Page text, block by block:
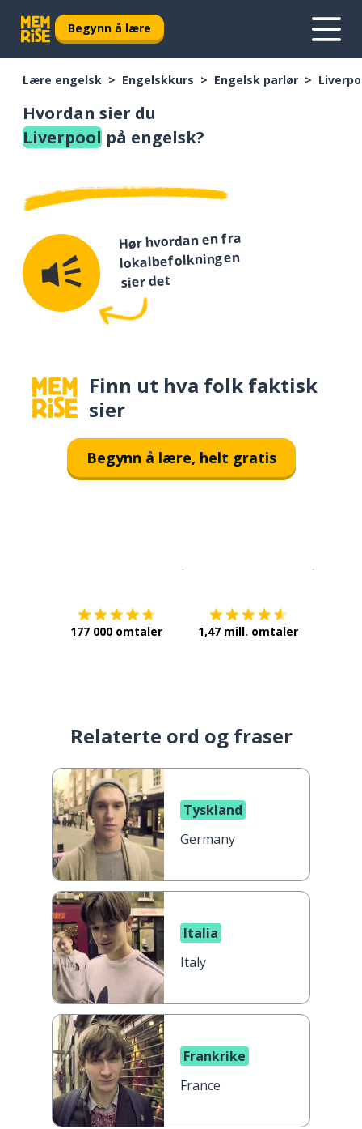
Begynn å lære
Lære engelsk Engelskkurs Engelsk parlør
Hvordan sier du
Liverpool på engelsk?
Hør hvordan en fra
lokalbefolkningen
sier det
Finn ut hva folk faktisk
sier
Begynn å lære, helt gratis
177 000 omtaler 1,47 mill. omtaler
Relaterte ord og fraser
Tyskland
Germany
Italia
Italy
Frankrike
France